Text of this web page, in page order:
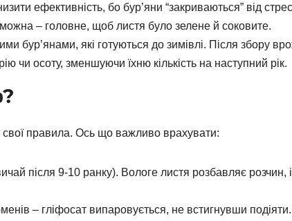
ефективність, бо бур’яни “закриваються” від
– головне, щоб листя було зелене й соковите.
бур’янами, які готуються до зимівлі. Після збору
чи осоту, зменшуючи їхню кількість на наступний рік.
свої правила. Ось що важливо врахувати:
після 9-10 ранку). Вологе листя розбавляє розчин, і
– гліфосат випаровується, не встигнувши подіяти.